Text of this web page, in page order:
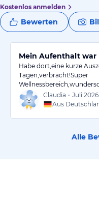
Kostenlos anmelden
Bewerten
Mein Aufenthalt
Habe dort,eine kurze
Tagen,verbracht!Super
Claudia • Juli 2026
Aus
Alle